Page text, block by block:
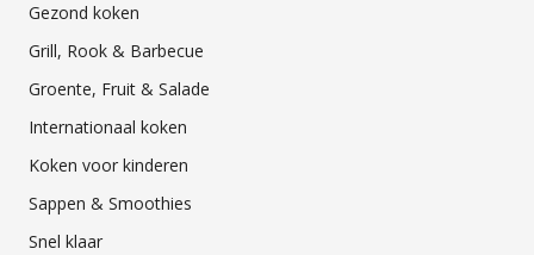
Gezond koken
Grill, Rook & Barbecue
Groente, Fruit & Salade
Internationaal koken
Koken voor kinderen
Sappen & Smoothies
Snel klaar